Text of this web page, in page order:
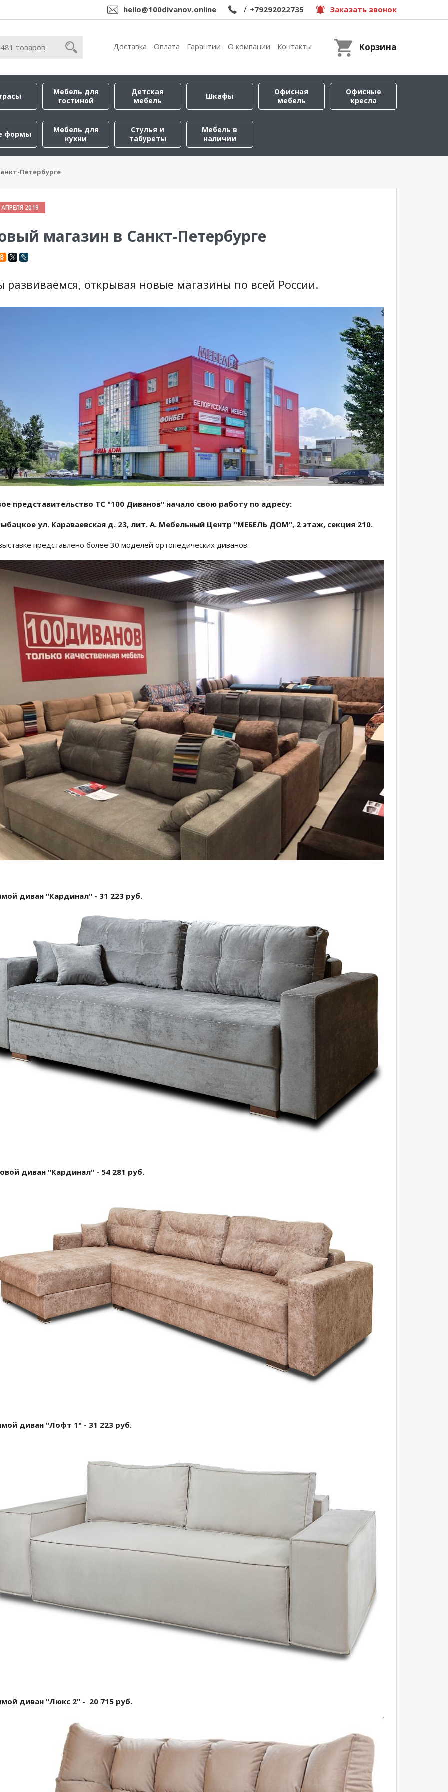
hello@100divanov.online / +79292022735 Заказать звонок
Доставка Оплата Гарантии О компании Контакты Корзина
Мебель для
гостиной
Детская
мебель
Шкафы
Офисная
мебель
Офисные
кресла
формы
Мебель для
кухни
Стулья и
табуреты
Мебель в
наличии
Петербурге
АПРЕЛЯ 2019
магазин в Санкт-Петербурге
открывая новые магазины по всей России.
представительство ТС "100 Диванов" начало свою работу по адресу:
ул. Караваевская д. 23, лит. А. Мебельный Центр "МЕБЕЛЬ ДОМ", 2 этаж, секция 210.
представлено более 30 моделей ортопедических диванов.
диван "Кардинал" - 31 223 руб.
диван "Кардинал" - 54 281 руб.
диван "Лофт 1" - 31 223 руб.
диван "Люкс 2" - 20 715 руб.